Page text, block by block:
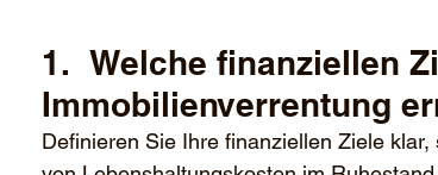
1.	Welche finanziellen Ziele möchte ich mit der
Immobilienverrentung
Definieren Sie Ihre finanziellen Ziele